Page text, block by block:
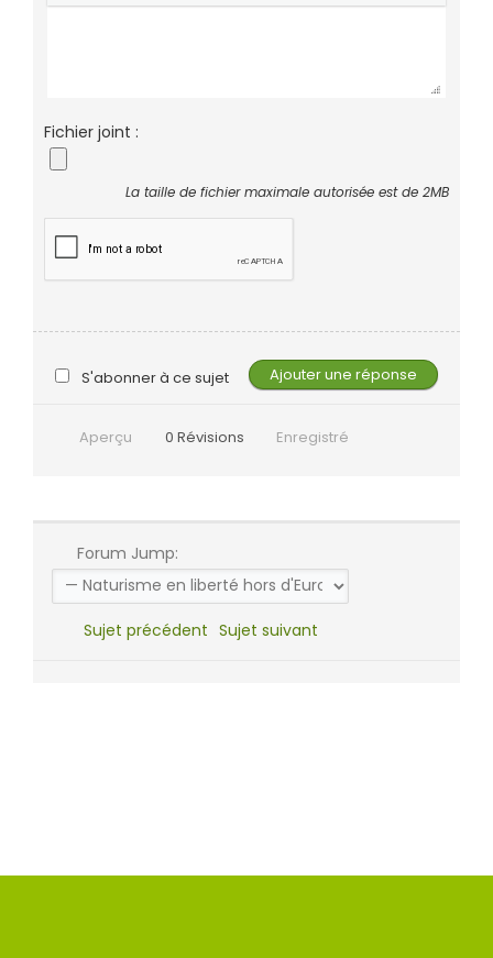
Fichier joint :
La taille de fichier maximale autorisée est de 2MB
S'abonner à ce sujet
Aperçu 0 Révisions Enregistré
Forum Jump:
Sujet précédent Sujet suivant